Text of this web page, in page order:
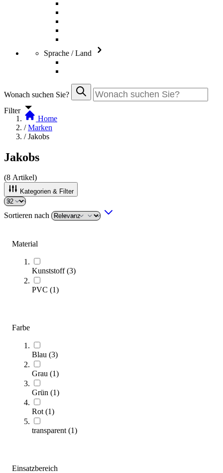
Sprache / Land
Wonach suchen Sie?
Filter
Material
Kunststoff(3)
PVC (1)
Farbe
Blau (3)
Grau (1)
Grün (1)
Rot (1)
transparent (1)
Einsatzbereich
Home
/ Marken
/ Jakobs
Jakobs
(8 Artikel)
Kategorien & Filter
Sortieren nach
Jakobs® Blasensäule mit Holzsockel
Zum Produkt
Sofort lieferbar